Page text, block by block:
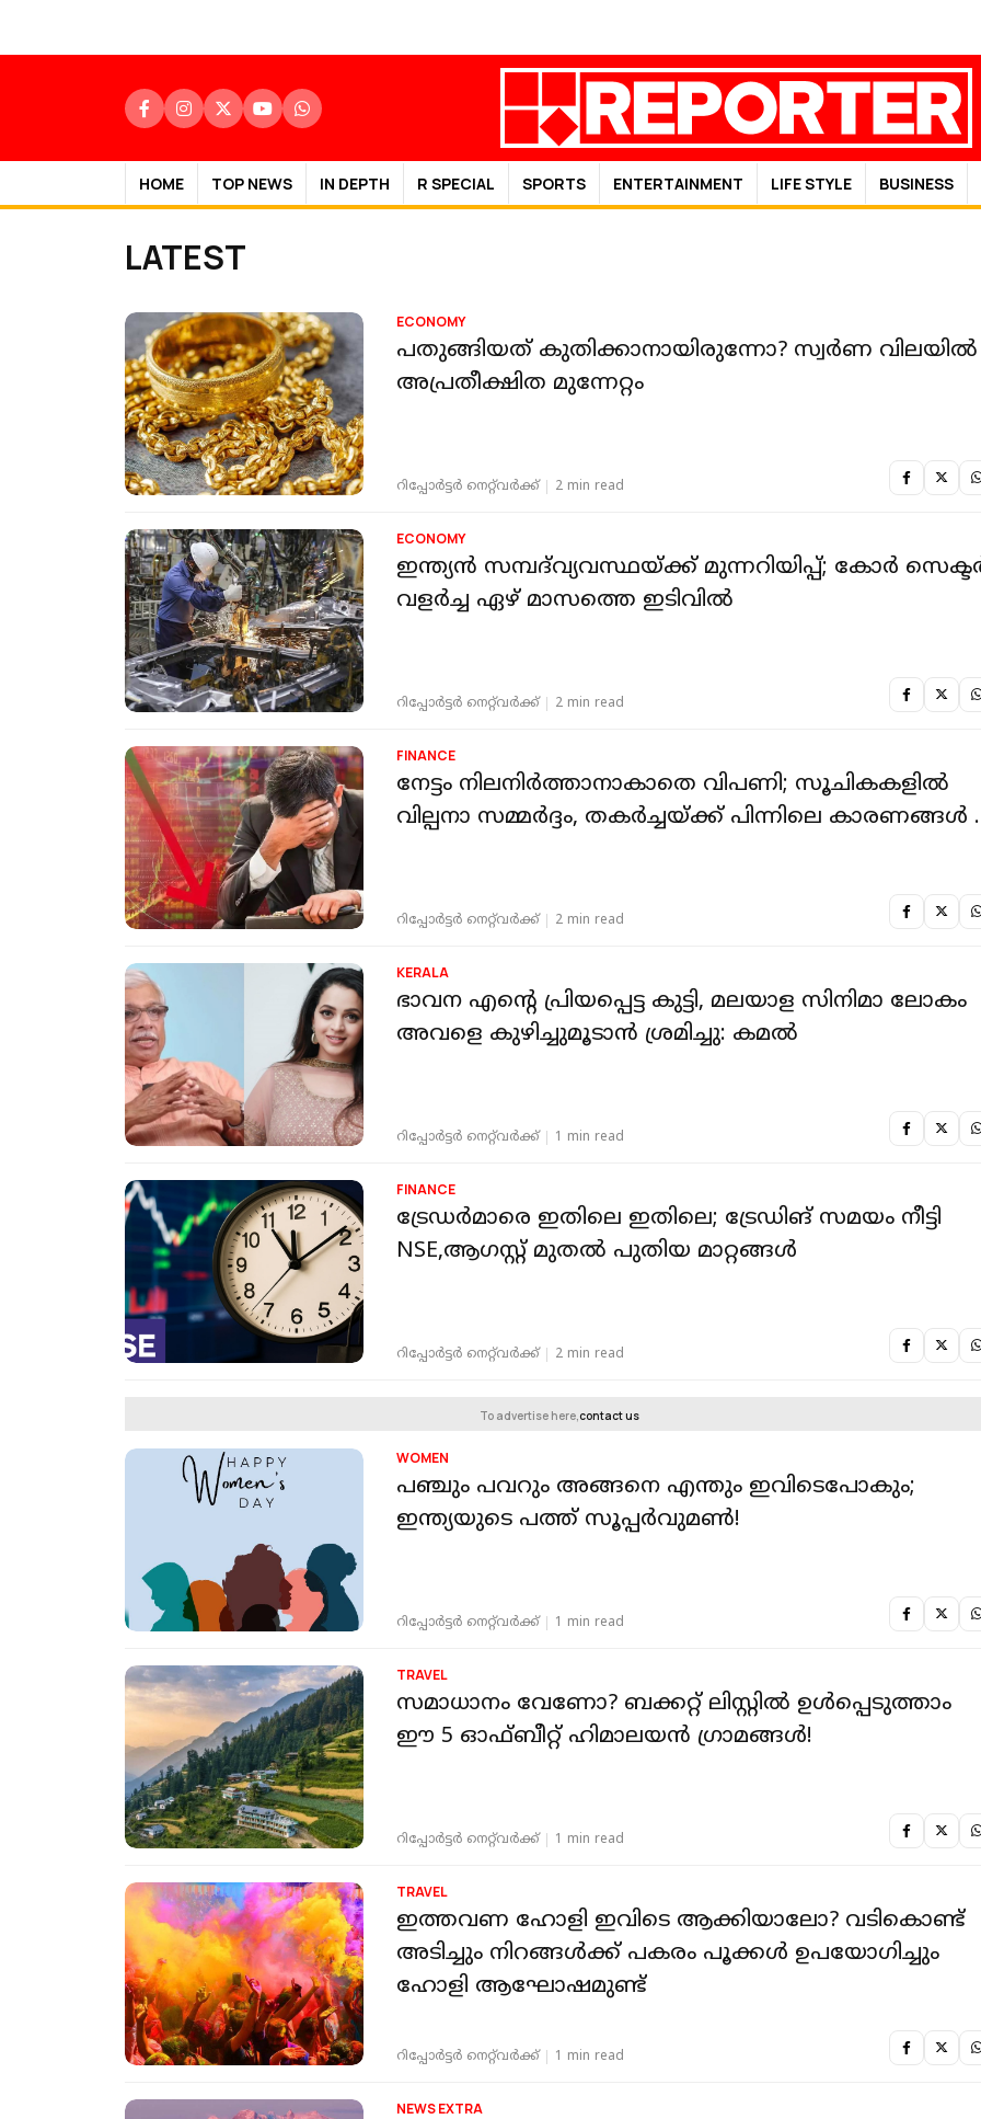
HOME TOP NEWS IN DEPTH R SPECIAL SPORTS ENTERTAINMENT LIFE STYLE BUSINESS
LATEST
ECONOMY
പതുങ്ങിയത് കുതിക്കാനായിരുന്നോ? സ്വർണ വിലയിൽ
അപ്രതീക്ഷിത മുന്നേറ്റം
റിപ്പോർട്ടർ നെറ്റ്‌വര്‍ക്ക്‌ 2 min read
ECONOMY
ഇന്ത്യൻ സമ്പദ്‌വ്യവസ്ഥയ്ക്ക് മുന്നറിയിപ്പ്; കോർ
വളർച്ച ഏഴ് മാസത്തെ ഇടിവിൽ
റിപ്പോർട്ടർ നെറ്റ്‌വര്‍ക്ക്‌ 2 min read
FINANCE
നേട്ടം നിലനിർത്താനാകാതെ വിപണി; സൂചികകളിൽ
വില്പനാ സമ്മർദ്ദം, തകർച്ചയ്ക്ക് പിന്നിലെ കാരണങ്ങൾ
റിപ്പോർട്ടർ നെറ്റ്‌വര്‍ക്ക്‌ 2 min read
KERALA
ഭാവന എന്റെ പ്രിയപ്പെട്ട കുട്ടി, മലയാള സിനിമാ ലോകം
അവളെ കുഴിച്ചുമൂടാന്‍ ശ്രമിച്ചു: കമല്‍
റിപ്പോർട്ടർ നെറ്റ്‌വര്‍ക്ക്‌ 1 min read
FINANCE
ട്രേഡർമാരെ ഇതിലെ ഇതിലെ; ട്രേഡിങ് സമയം നീട്ടി
NSE,ആഗസ്റ്റ് മുതൽ പുതിയ മാറ്റങ്ങൾ
റിപ്പോർട്ടർ നെറ്റ്‌വര്‍ക്ക്‌ 2 min read
To advertise here,contact us
WOMEN
പഞ്ചും പവറും അങ്ങനെ എന്തും ഇവിടെപോകും;
ഇന്ത്യയുടെ പത്ത് സൂപ്പർവുമൺ!
റിപ്പോർട്ടർ നെറ്റ്‌വര്‍ക്ക്‌ 1 min read
TRAVEL
സമാധാനം വേണോ? ബക്കറ്റ് ലിസ്റ്റിൽ ഉൾപ്പെടുത്താം
ഈ 5 ഓഫ്ബീറ്റ് ഹിമാലയൻ ഗ്രാമങ്ങൾ!
റിപ്പോർട്ടർ നെറ്റ്‌വര്‍ക്ക്‌ 1 min read
TRAVEL
ഇത്തവണ ഹോളി ഇവിടെ ആക്കിയാലോ? വടികൊണ്ട്
അടിച്ചും നിറങ്ങൾക്ക് പകരം പൂക്കൾ ഉപയോ​ഗിച്ചും
ഹോളി ആഘോഷമുണ്ട്
റിപ്പോർട്ടർ നെറ്റ്‌വര്‍ക്ക്‌ 1 min read
NEWS EXTRA